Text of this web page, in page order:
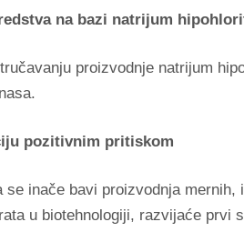
na bazi natrijum
proizvodnje natrijum
pozitivnim pritiskom
se inače bavi proizvodnja mernih,
u biotehnologiji, razvijaće prvi